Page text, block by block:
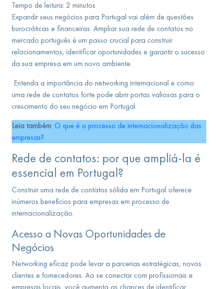
Tempo de leitura: 2 minutos
Expandir seus negócios para Portugal vai além de questões
burocráticas e financeiras. Ampliar sua rede de contatos no
mercado português é um passo crucial para construir
relacionamentos, identificar oportunidades e garantir o sucesso
da sua empresa em um novo ambiente.
Entenda a importância do networking internacional e como
uma rede de contatos forte pode abrir portas valiosas para o
crescimento do seu negócio em Portugal.
Leia também: O que é o processo de internacionalização das
empresas?
Rede de contatos: por que ampliá-la é
essencial em Portugal?
Construir uma rede de contatos sólida em Portugal oferece
inúmeros benefícios para empresas em processo de
internacionalização.
Acesso a Novas Oportunidades de
Negócios
Networking eficaz pode levar a parcerias estratégicas, novos
clientes e fornecedores. Ao se conectar com profissionais e
empresas locais, você aumenta as chances de identificar